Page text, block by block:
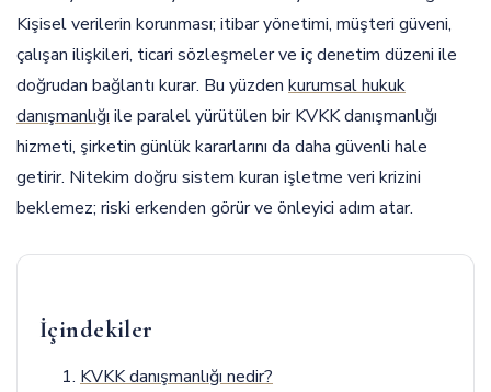
Kişisel verilerin korunması; itibar yönetimi, müşteri güveni,
çalışan ilişkileri, ticari sözleşmeler ve iç denetim düzeni ile
doğrudan bağlantı kurar. Bu yüzden kurumsal hukuk
danışmanlığıile paralel yürütülen bir KVKK danışmanlığı
hizmeti, şirketin günlük kararlarını da daha güvenli hale
getirir. Nitekim doğru sistem kuran işletme veri krizini
beklemez; riski erkenden görür ve önleyici adım atar.
İçindekiler
KVKK danışmanlığı nedir?